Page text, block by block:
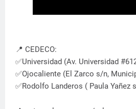
📍 CEDECO:
✅Universidad (Av. Universidad
✅Ojocaliente (El Zarco s/n,
✅Rodolfo Landeros ( Paula Yañez